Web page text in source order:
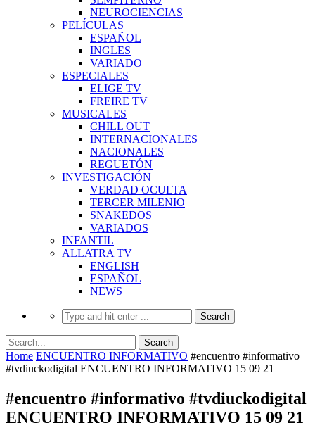
NEUROCIENCIAS
PELÍCULAS
ESPAÑOL
INGLES
VARIADO
ESPECIALES
ELIGE TV
FREIRE TV
MUSICALES
CHILL OUT
INTERNACIONALES
NACIONALES
REGUETÓN
INVESTIGACIÓN
VERDAD OCULTA
TERCER MILENIO
SNAKEDOS
VARIADOS
INFANTIL
ALLATRA TV
ENGLISH
ESPAÑOL
NEWS
Home ENCUENTRO INFORMATIVO #encuentro #informativo
#tvdiuckodigital ENCUENTRO INFORMATIVO 15 09 21
#encuentro #informativo #tvdiuckodigital
ENCUENTRO INFORMATIVO 15 09 21